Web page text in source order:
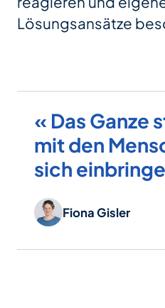
Lösungsansätze
« Das Ganze
mit den
sich
Fiona Gisler